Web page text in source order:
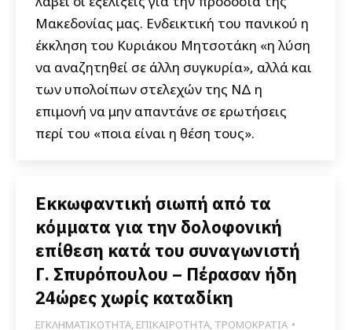
Μακεδονίας μας. Ενδεικτική του πανικού η
έκκληση του Κυριάκου Μητσοτάκη «η λύση
να αναζητηθεί σε άλλη συγκυρία», αλλά και
των υπολοίπων στελεχών της ΝΔ η
επιμονή να μην απαντάνε σε ερωτήσεις
περί του «ποια είναι η θέση τους».
Εκκωφαντική σιωπή από τα
κόμματα για την δολοφονική
επίθεση κατά του συναγωνιστή
Γ. Σπυρόπουλου – Πέρασαν ήδη
24ώρες χωρίς καταδίκη
ΕΓΚΛΗΜΑΤΙΚΟΤΗΤΑ, ΕΠΙΚΑΙΡΟΤΗΤΑ, ΤΡΟΜΟΚΡΑΤΙΑ